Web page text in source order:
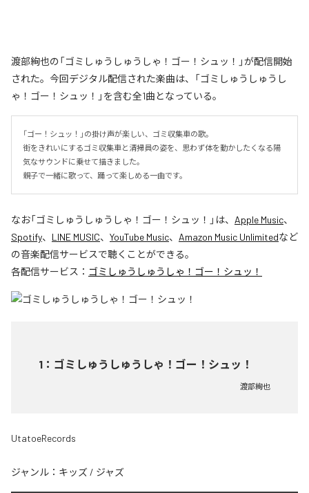
渡部絢也の「ゴミしゅうしゅうしゃ！ゴー！シュッ！」が配信開始
された。今回デジタル配信された楽曲は、「ゴミしゅうしゅうし
ゃ！ゴー！シュッ！」を含む全1曲となっている。
「ゴー！シュッ！」の掛け声が楽しい、ゴミ収集車の歌。
街をきれいにするゴミ収集車と清掃員の姿を、思わず体を動かしたくなる陽
気なサウンドに乗せて描きました。
親子で一緒に歌って、踊って楽しめる一曲です。
なお「ゴミしゅうしゅうしゃ！ゴー！シュッ！ 」は、 Apple Music、
Spotify、 LINE MUSIC、 YouTube Music、 Amazon Music Unlimitedなど
の音楽配信サービスで聴くことができる。
各配信サービス： ゴミしゅうしゅうしゃ！ゴー！シュッ！
1 ： ゴミしゅうしゅうしゃ！ゴー！シュッ！
渡部絢也
UtatoeRecords
ジャンル： キッズ / ジャズ